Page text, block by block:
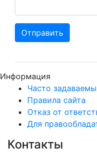
Отправить
Информация
Часто
Правила сайта
Отказ от
Для
Контакты